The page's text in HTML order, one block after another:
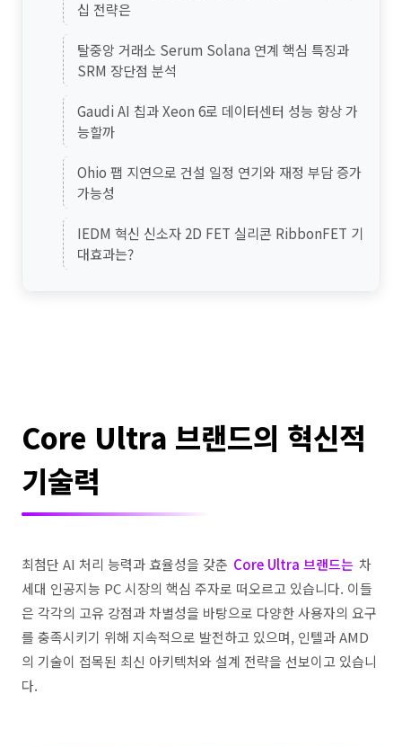
십 전략은
탈중앙 거래소 Serum Solana 연계 핵심 특징과
SRM 장단점 분석
Gaudi AI 칩과 Xeon 6로 데이터센터 성능 향상 가
능할까
Ohio 팹 지연으로 건설 일정 연기와 재정 부담 증가
가능성
IEDM 혁신 신소자 2D FET 실리콘 RibbonFET 기
대효과는?
Core Ultra 브랜드의 혁신적
기술력
최첨단 AI 처리 능력과 효율성을 갖춘 Core Ultra 브랜드는 차
세대 인공지능 PC 시장의 핵심 주자로 떠오르고 있습니다. 이들
은 각각의 고유 강점과 차별성을 바탕으로 다양한 사용자의 요구
를 충족시키기 위해 지속적으로 발전하고 있으며, 인텔과 AMD
의 기술이 접목된 최신 아키텍처와 설계 전략을 선보이고 있습니
다.